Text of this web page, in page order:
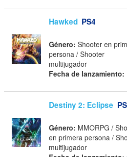
Hawked PS4
Género: Shooter en
persona / Shooter
multijugador
Fecha de lanzamiento:
Destiny 2: Eclipse
Género: MMORPG /
en primera persona /
multijugador